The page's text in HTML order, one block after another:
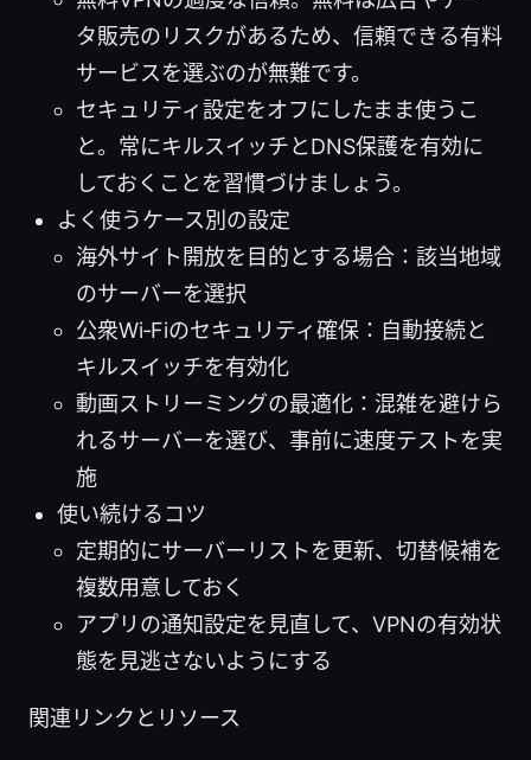
タ販売のリスクがあるため、信頼できる有料
サービスを選ぶのが無難です。
セキュリティ設定をオフにしたまま使うこ
と。常にキルスイッチとDNS保護を有効に
しておくことを習慣づけましょう。
よく使うケース別の設定
海外サイト開放を目的とする場合：該当地域
のサーバーを選択
公衆Wi‑Fiのセキュリティ確保：自動接続と
キルスイッチを有効化
動画ストリーミングの最適化：混雑を避けら
れるサーバーを選び、事前に速度テストを実
施
使い続けるコツ
定期的にサーバーリストを更新、切替候補を
複数用意しておく
アプリの通知設定を見直して、VPNの有効状
態を見逃さないようにする
関連リンクとリソース